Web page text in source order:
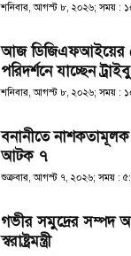
শনিবার, আগস্ট ৮, ২০২৬; সময় :
আজ ডিজিএফআইয়ের
পরিদর্শনে যাচ্ছেন
শনিবার, আগস্ট ৮, ২০২৬; সময় :
বনানীতে নাশকতামূলক
আটক ৭
শুক্রবার, আগস্ট ৭, ২০২৬; সময় :
গভীর সমুদ্রের সম্পদ
স্বরাষ্ট্রমন্ত্রী